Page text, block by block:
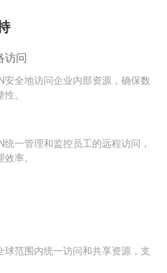
访问
安全地访问企业内部资源，确保数
。
一管理和监控员工的远程访问，
率。
球范围内统一访问和共享资源，支